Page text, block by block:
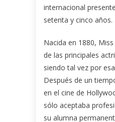
internacional
setenta y cinco años.
Nacida en 1880,
de las principales
siendo tal vez por
Después de un
en el cine de
sólo aceptaba
su alumna